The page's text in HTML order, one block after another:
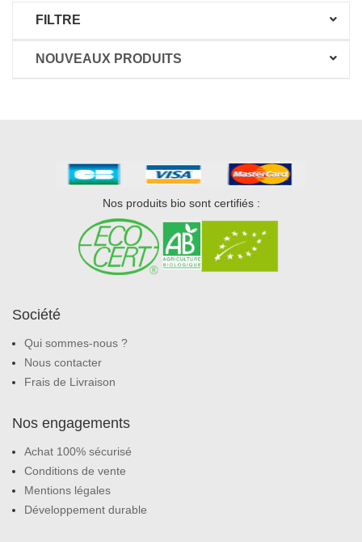
FILTRE
NOUVEAUX PRODUITS
Nos produits bio sont certifiés :
Société
Qui sommes-nous ?
Nous contacter
Frais de Livraison
Nos engagements
Achat 100% sécurisé
Conditions de vente
Mentions légales
Développement durable